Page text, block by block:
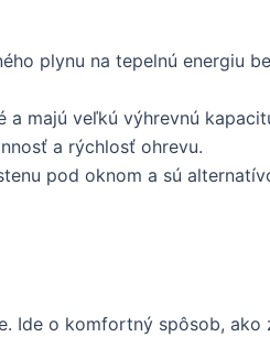
plynu na tepelnú energiu
a majú veľkú výhrevnú
a rýchlosť ohrevu.
pod oknom a sú
Ide o komfortný spôsob,